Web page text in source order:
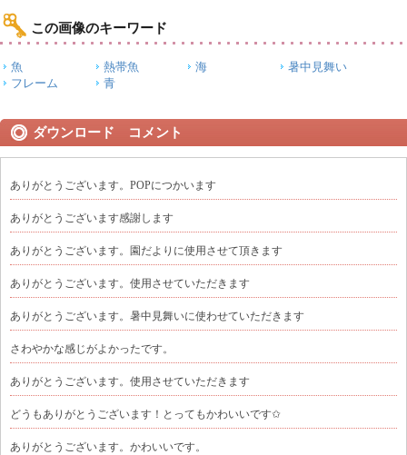
この画像のキーワード
魚 熱帯魚 海
暑中見舞い
フレーム
青
ダウンロード コメント
ありがとうございます。POPにつかいます
ありがとうございます感謝します
ありがとうございます。園だよりに使用させて頂きます
ありがとうございます。使用させていただきます
ありがとうございます。暑中見舞いに使わせていただきます
さわやかな感じがよかったです。
ありがとうございます。使用させていただきます
どうもありがとうございます！とってもかわいいです✩
ありがとうございます。かわいいです。